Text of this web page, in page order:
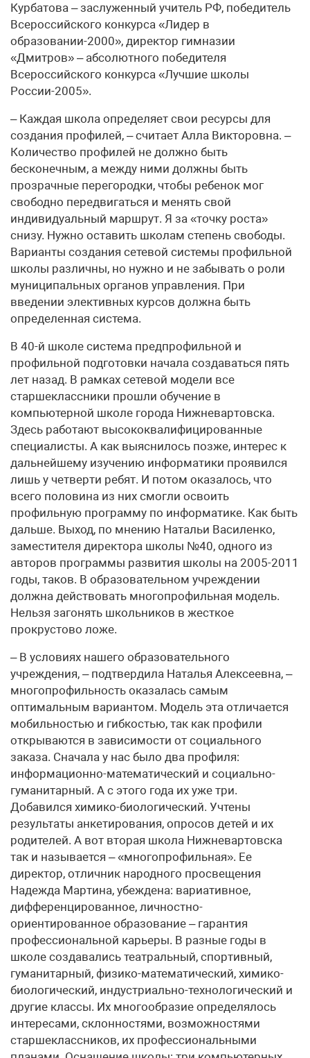
Курбатова – заслуженный учитель РФ, победитель
Всероссийского конкурса «Лидер в
образовании-2000», директор гимназии
«Дмитров» – абсолютного победителя
Всероссийского конкурса «Лучшие школы
России-2005».
– Каждая школа определяет свои ресурсы для
создания профилей, – считает Алла Викторовна. –
Количество профилей не должно быть
бесконечным, а между ними должны быть
прозрачные перегородки, чтобы ребенок мог
свободно передвигаться и менять свой
индивидуальный маршрут. Я за «точку роста»
снизу. Нужно оставить школам степень свободы.
Варианты создания сетевой системы профильной
школы различны, но нужно и не забывать о роли
муниципальных органов управления. При
введении элективных курсов должна быть
определенная система.
В 40-й школе система предпрофильной и
профильной подготовки начала создаваться пять
лет назад. В рамках сетевой модели все
старшеклассники прошли обучение в
компьютерной школе города Нижневартовска.
Здесь работают высококвалифицированные
специалисты. А как выяснилось позже, интерес к
дальнейшему изучению информатики проявился
лишь у четверти ребят. И потом оказалось, что
всего половина из них смогли освоить
профильную программу по информатике. Как быть
дальше. Выход, по мнению Натальи Василенко,
заместителя директора школы №40, одного из
авторов программы развития школы на 2005-2011
годы, таков. В образовательном учреждении
должна действовать многопрофильная модель.
Нельзя загонять школьников в жесткое
прокрустово ложе.
– В условиях нашего образовательного
учреждения, – подтвердила Наталья Алексеевна, –
многопрофильность оказалась самым
оптимальным вариантом. Модель эта отличается
мобильностью и гибкостью, так как профили
открываются в зависимости от социального
заказа. Сначала у нас было два профиля:
информационно-математический и социально-
гуманитарный. А с этого года их уже три.
Добавился химико-биологический. Учтены
результаты анкетирования, опросов детей и их
родителей. А вот вторая школа Нижневартовска
так и называется – «многопрофильная». Ее
директор, отличник народного просвещения
Надежда Мартина, убеждена: вариативное,
дифференцированное, личностно-
ориентированное образование – гарантия
профессиональной карьеры. В разные годы в
школе создавались театральный, спортивный,
гуманитарный, физико-математический, химико-
биологический, индустриально-технологический и
другие классы. Их многообразие определялось
интересами, склонностями, возможностями
старшеклассников, их профессиональными